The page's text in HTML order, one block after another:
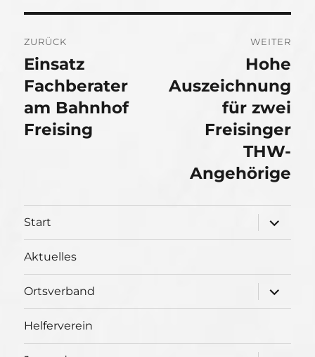
ZURÜCK
Vorheriger
Beitrag:
Einsatz
Fachberater
am Bahnhof
Freising
WEITER
Beitrag:
Hohe
Auszeichnung
für zwei
Freisinger
THW-
Angehörige
Start
öffnen
Aktuelles
Ortsverband
öffnen
Helferverein